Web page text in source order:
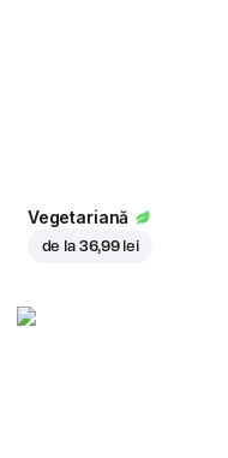
Vegetariană
de la 36,99 lei